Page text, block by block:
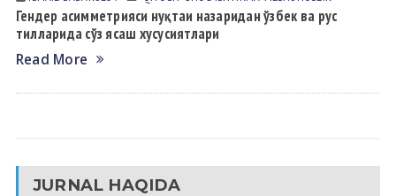
Гендер асимметрияси нуқтаи назаридан ўзбек ва рус
тилларида cўз ясаш хусусиятлари
Read More
JURNAL HAQIDA